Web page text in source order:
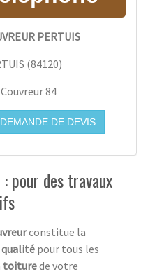
PERTUIS
(84120)
Couvreur 84
DE DEVIS
pour des travaux
constitue la
pour tous les
toiturede votre